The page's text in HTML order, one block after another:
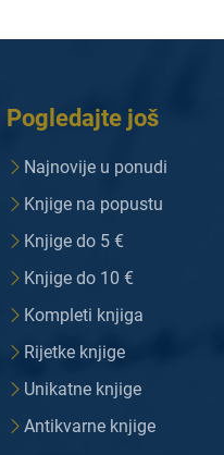
Pogledajte još
Najnovije u ponudi
Knjige na popustu
Knjige do 5 €
Knjige do 10 €
Kompleti knjiga
Rijetke knjige
Unikatne knjige
Antikvarne knjige